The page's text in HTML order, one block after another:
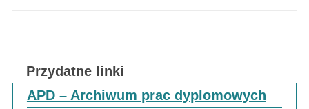
Przydatne linki
APD – Archiwum prac dyplomowych